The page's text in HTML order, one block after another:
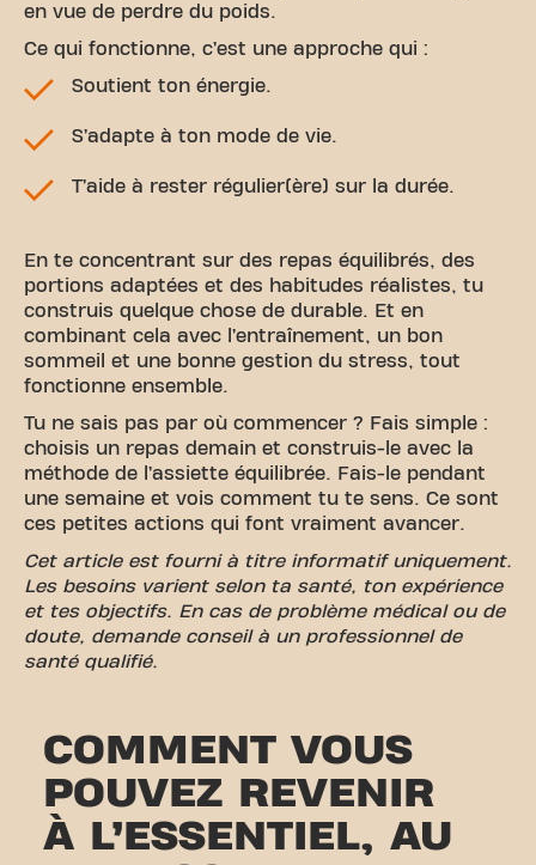
en vue de perdre du poids.
Ce qui fonctionne, c’est une approche qui :
Soutient ton énergie.
S’adapte à ton mode de vie.
T’aide à rester régulier(ère) sur la durée.
En te concentrant sur des repas équilibrés, des
portions adaptées et des habitudes réalistes, tu
construis quelque chose de durable. Et en
combinant cela avec l’entraînement, un bon
sommeil et une bonne gestion du stress, tout
fonctionne ensemble.
Tu ne sais pas par où commencer ? Fais simple :
choisis un repas demain et construis-le avec la
méthode de l’assiette équilibrée. Fais-le pendant
une semaine et vois comment tu te sens. Ce sont
ces petites actions qui font vraiment avancer.
Cet article est fourni à titre informatif uniquement.
Les besoins varient selon ta santé, ton expérience
et tes objectifs. En cas de problème médical ou de
doute, demande conseil à un professionnel de
santé qualifié.
COMMENT VOUS
POUVEZ REVENIR
À L’ESSENTIEL, AU